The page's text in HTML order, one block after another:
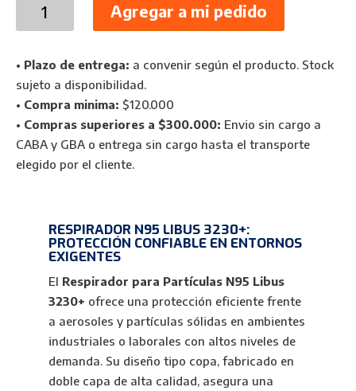
3230+
–
Mascarilla
Para
Partículas
cantidad
Agregar a mi pedido
• Plazo de entrega: a convenir según el producto. Stock
sujeto a disponibilidad.
• Compra minima: $120.000
• Compras superiores a $300.000: Envio sin cargo a
CABA y GBA o entrega sin cargo hasta el transporte
elegido por el cliente.
RESPIRADOR N95 LIBUS 3230+:
PROTECCIÓN CONFIABLE EN ENTORNOS
EXIGENTES
El Respirador para Partículas N95 Libus
3230+ ofrece una protección eficiente frente
a aerosoles y partículas sólidas en ambientes
industriales o laborales con altos niveles de
demanda. Su diseño tipo copa, fabricado en
doble capa de alta calidad, asegura una